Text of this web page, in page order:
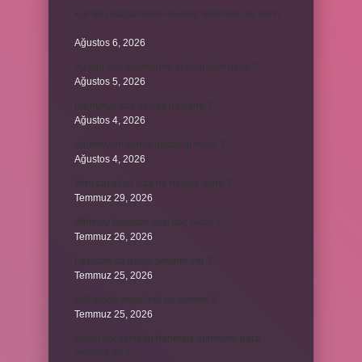
Kur’an’ı baştan sona okuyup bitirmeye ne denir
Ağustos 6, 2026
Ağustos 5, 2026
Ağustos 4, 2026
Ağustos 4, 2026
Temmuz 29, 2026
Temmuz 26, 2026
Temmuz 25, 2026
Temmuz 25, 2026